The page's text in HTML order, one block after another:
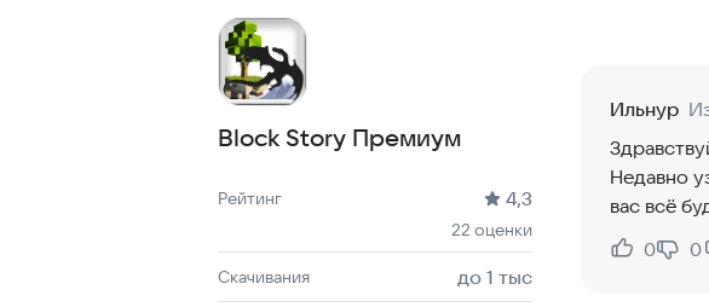
Block Story Премиум
Рейтинг: 4,3, 22 оценки
Скачиваний: до 1 тыс
Размер файла: 142.9 MB
Возрастное ограничение: 142.9 MB
Рейтинг 4,3
22 оценки
Скачивания до 1 тыс
Ильнур
Недавно
вас всё
Нравится:
0
Не
0